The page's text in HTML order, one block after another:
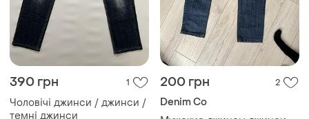
390 грн 1
Чоловічі джинси / джинси /
темні джинси
200 грн 2
Denim Co